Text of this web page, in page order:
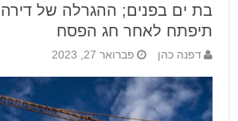
בת ים בפנים; ההגרלה של
תיפתח לאחר חג הפסח
דפנה כהן פברואר 27, 2023